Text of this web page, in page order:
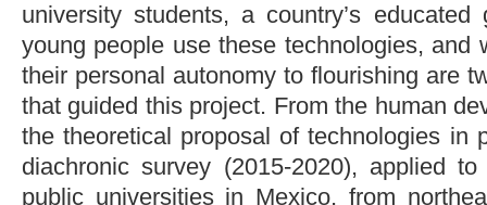
university students, a country’s educated
young people use these technologies, and
their personal autonomy to flourishing are
that guided this project. From the human
the theoretical proposal of technologies in
diachronic survey (2015-2020), applied
public universities in Mexico, from